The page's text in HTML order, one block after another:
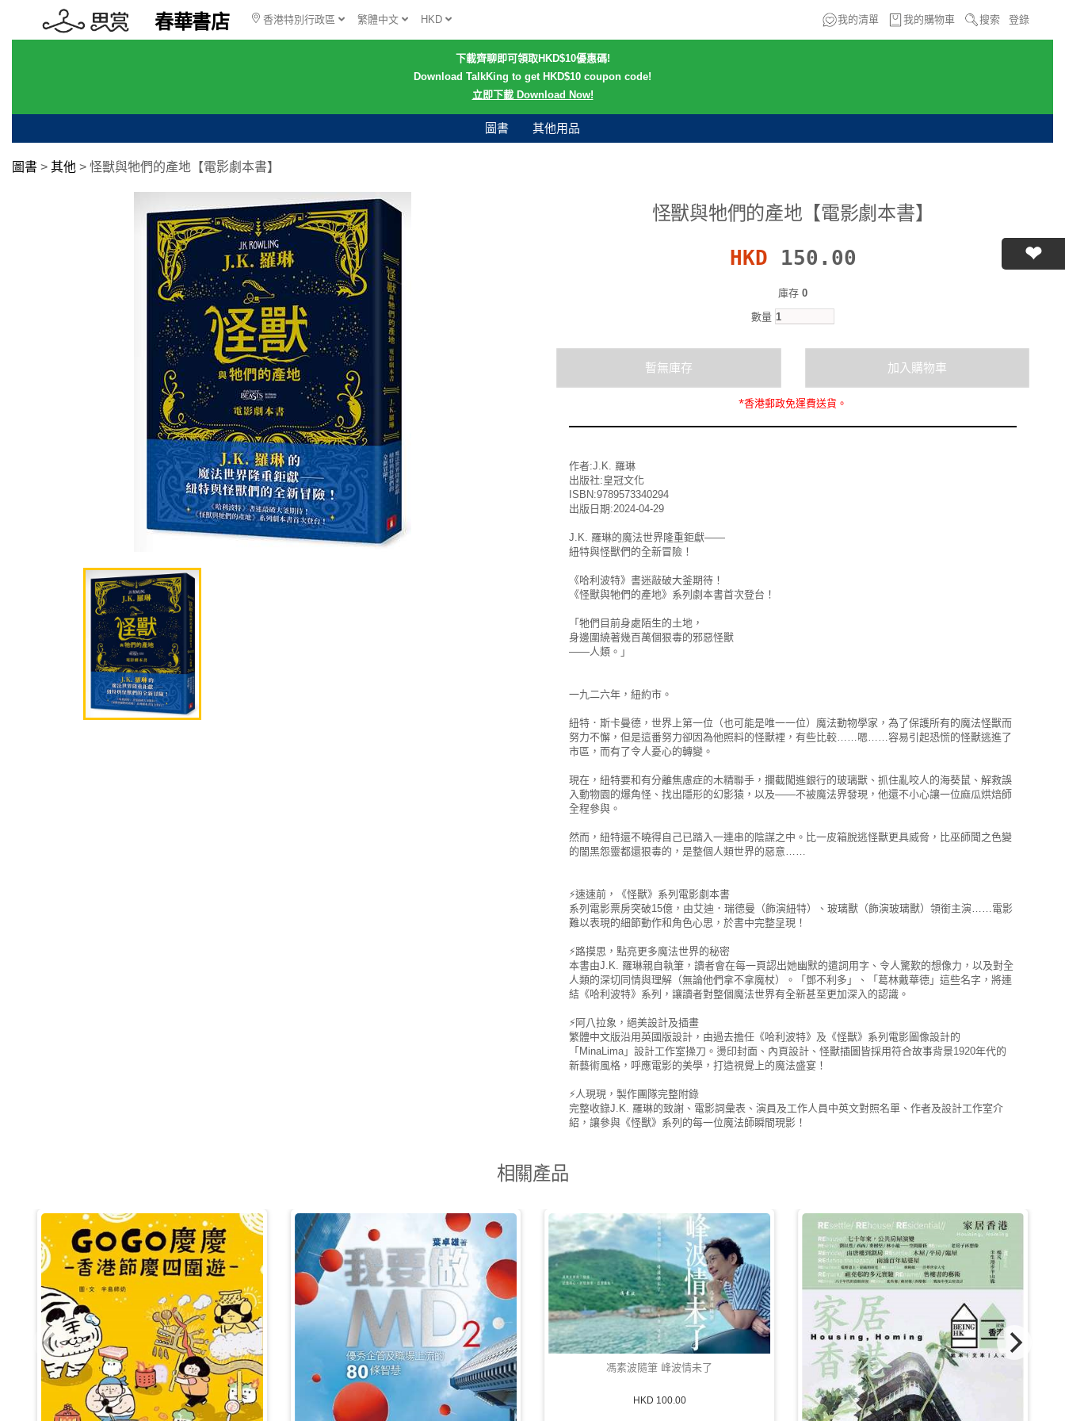
春華書店 香港特別行政區 繁體中文 HKD 我的清單 我的購物車 搜索 登錄
下載齊聊即可領取HKD$10優惠碼!
Download TalkKing to get HKD$10 coupon code!
立即下載 Download Now!
圖書 其他用品
圖書 > 其他 > 怪獸與牠們的產地【電影劇本書】
怪獸與牠們的產地【電影劇本書】
HKD 150.00
庫存 0
數量
*香港郵政免運費送貨。
作者:J.K. 羅琳
出版社:皇冠文化
ISBN:9789573340294
出版日期:2024-04-29
J.K. 羅琳的魔法世界隆重鉅獻——
紐特與怪獸們的全新冒險！
《哈利波特》書迷敲破大釜期待！
《怪獸與牠們的產地》系列劇本書首次登台！
「牠們目前身處陌生的土地，
身邊圍繞著幾百萬個狠毒的邪惡怪獸
——人類。」
一九二六年，紐約市。
紐特．斯卡曼德，世界上第一位（也可能是唯一一位）魔法動物學家，為了保護所有的魔法怪獸而
努力不懈，但是這番努力卻因為他照料的怪獸裡，有些比較……嗯……容易引起恐慌的怪獸逃進了
市區，而有了令人憂心的轉變。
現在，紐特要和有分離焦慮症的木精聯手，攔截闖進銀行的玻璃獸、抓住亂咬人的海葵鼠、解救誤
入動物園的爆角怪、找出隱形的幻影猿，以及——不被魔法界發現，他還不小心讓一位麻瓜烘焙師
全程參與。
然而，紐特還不曉得自己已踏入一連串的陰謀之中。比一皮箱脫逃怪獸更具威脅，比巫師聞之色變
的闇黑怨靈都還狠毒的，是整個人類世界的惡意……
⚡速速前，《怪獸》系列電影劇本書
系列電影票房突破15億，由艾迪．瑞德曼（飾演紐特）、玻璃獸（飾演玻璃獸）領銜主演……電影
難以表現的細節動作和角色心思，於書中完整呈現！
⚡路摸思，點亮更多魔法世界的秘密
本書由J.K. 羅琳親自執筆，讀者會在每一頁認出她幽默的遣詞用字、令人驚歎的想像力，以及對全
人類的深切同情與理解（無論他們拿不拿魔杖）。「鄧不利多」、「葛林戴華德」這些名字，將連
結《哈利波特》系列，讓讀者對整個魔法世界有全新甚至更加深入的認識。
⚡阿八拉象，絕美設計及插畫
繁體中文版沿用英國版設計，由過去擔任《哈利波特》及《怪獸》系列電影圖像設計的
「MinaLima」設計工作室操刀。燙印封面、內頁設計、怪獸插圖皆採用符合故事背景1920年代的
新藝術風格，呼應電影的美學，打造視覺上的魔法盛宴！
⚡人現現，製作團隊完整附錄
完整收錄J.K. 羅琳的致謝、電影詞彙表、演員及工作人員中英文對照名單、作者及設計工作室介
紹，讓參與《怪獸》系列的每一位魔法師瞬間現影！
相關產品
馮素波隨筆 峰波情未了
HKD 100.00